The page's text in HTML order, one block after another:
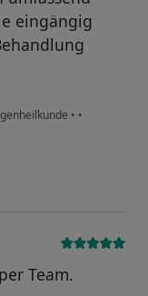
eingängig
• •
Team.